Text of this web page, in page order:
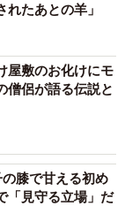
たあとの羊」
屋敷のお化けにモ
侶が語る伝説と
膝で甘える初め
見守る立場」だ